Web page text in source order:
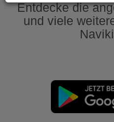
Entdecke die
und viele